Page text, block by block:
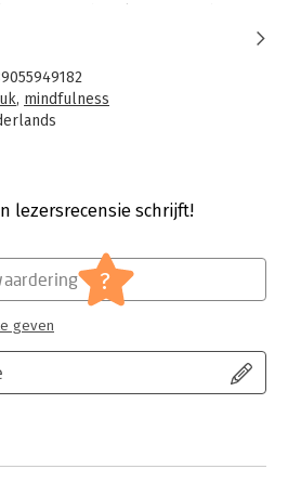
psychologisch onderzoek
het maken van de juiste keuze
maar de talrijke dagelijkse
maken een rechtstreekse,
een bewuste keuze te maken
leven te leiden. Het boek
keuzen, die worden geïllustreerd
leven.
Harvard University en geeft
en de psychologie van
van Happier, en adviseert en
mindfulness en leiderschap.
, mindfulness
lezersrecensie schrijft!
?
geven